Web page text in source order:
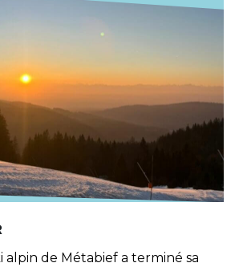
alpin de Métabief a terminé sa